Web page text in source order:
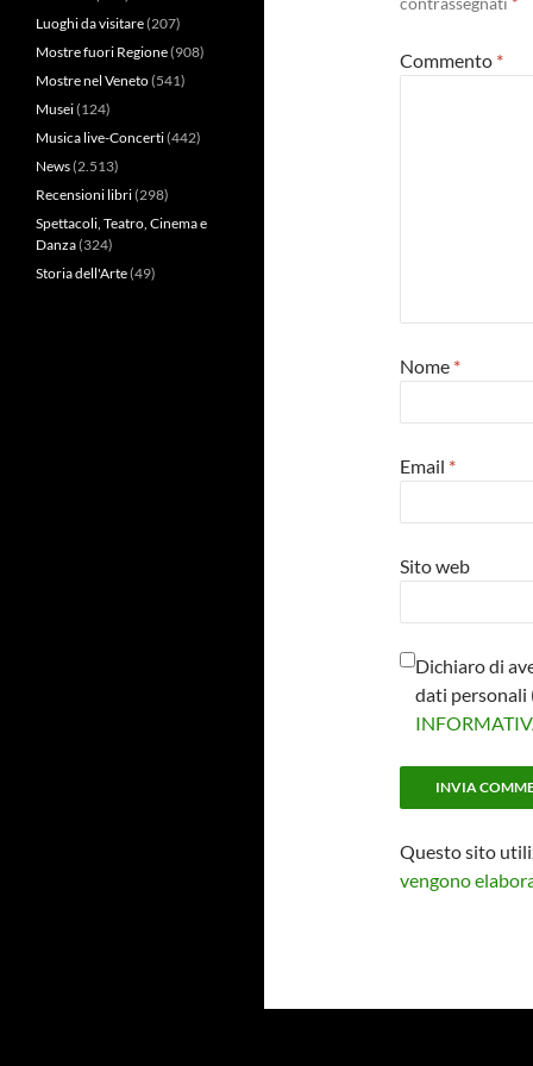
Commento *
Nome *
Email *
Sito web
Dichiaro di
dati personali
Questo sito
vengono
Luoghi da visitare(207)
Mostre fuori Regione(908)
Mostre nel Veneto(541)
Musei(124)
Musica live-Concerti(442)
News(2.513)
Recensioni libri(298)
Spettacoli, Teatro, Cinema e
Danza(324)
Storia dell'Arte(49)